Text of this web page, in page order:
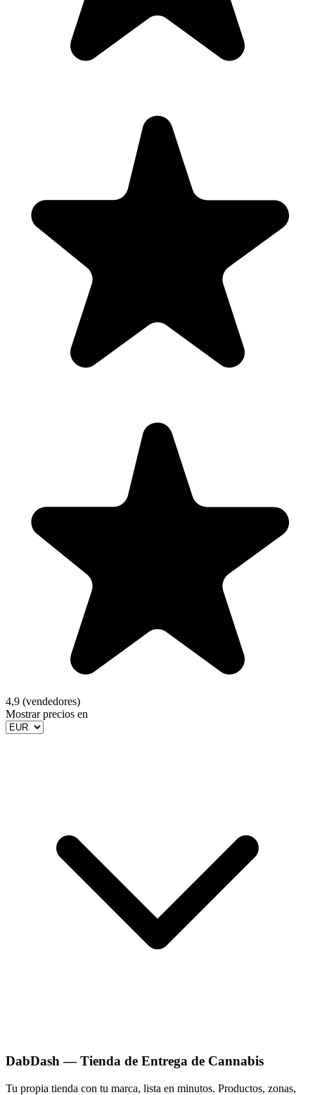
4,9 (vendedores)
Mostrar precios en
DabDash — Tienda de Entrega de Cannabis
Tu propia tienda con tu marca, lista en minutos. Productos, zonas,